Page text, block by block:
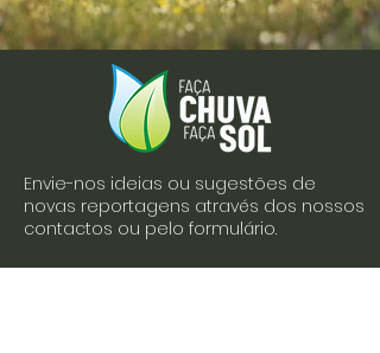
Envie-nos ideias ou sugestões de
novas reportagens através dos nossos
contactos ou pelo formulário.